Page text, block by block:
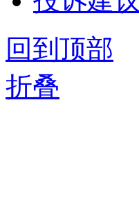
回到顶部
折叠